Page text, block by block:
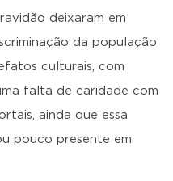
deixaram em
da população
culturais, com
falta de caridade com
ainda que essa
pouco presente em